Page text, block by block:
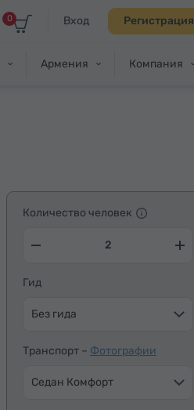
Вход Регистрация
0
Армения Компания
Количество человек
Гид
Без гида
Транспорт – Фотографии
Седан Комфорт